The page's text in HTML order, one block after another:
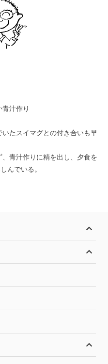
汁作り
たスイマグとの付き合いも早
青汁作りに精を出し、夕食を
んでいる。